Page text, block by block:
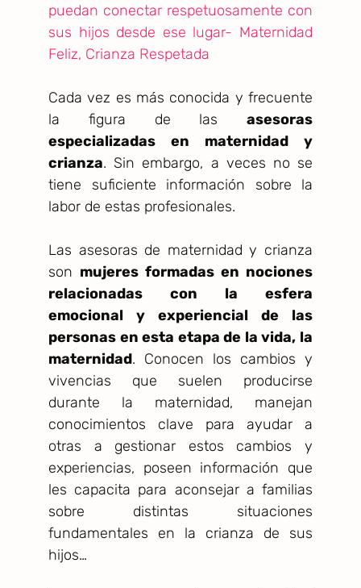
Cada vez es más conocida y frecuente
la figura de las asesoras
especializadas en maternidad y
crianza. Sin embargo, a veces no se
tiene suficiente información sobre la
labor de estas profesionales.
Las asesoras de maternidad y crianza
son mujeres formadas en nociones
relacionadas con la esfera
emocional y experiencial de las
personas en esta etapa de la vida, la
maternidad. Conocen los cambios y
vivencias que suelen producirse
durante la maternidad, manejan
conocimientos clave para ayudar a
otras a gestionar estos cambios y
experiencias, poseen información que
les capacita para aconsejar a familias
sobre distintas situaciones
fundamentales en la crianza de sus
hijos…